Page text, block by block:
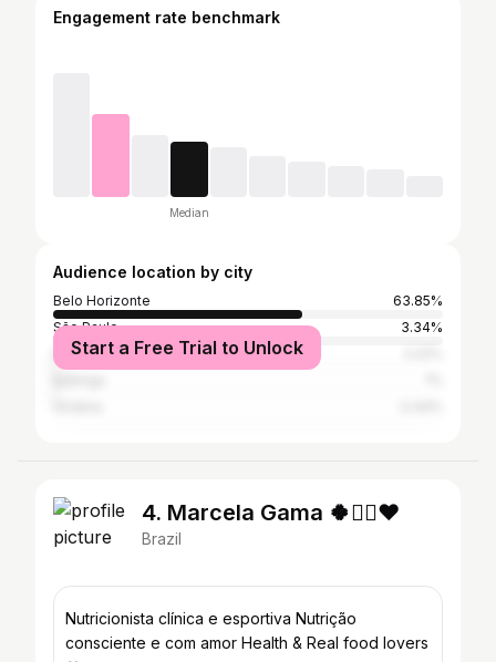
Engagement rate benchmark
Median
Audience location by city
Belo Horizonte
63.85%
São Paulo
3.34%
Rio de Janeiro
Start a Free Trial to Unlock
4. Marcela Gama 🍀✌🏻❤️
Brazil
Nutricionista clínica e esportiva Nutrição
consciente e com amor Health & Real food lovers